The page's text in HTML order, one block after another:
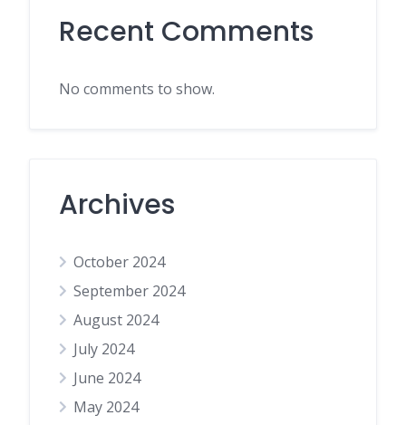
Recent Comments
No comments to show.
Archives
October 2024
September 2024
August 2024
July 2024
June 2024
May 2024